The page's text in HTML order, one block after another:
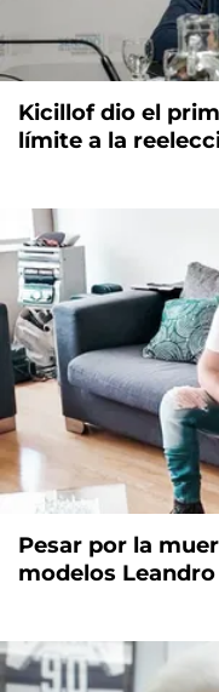
Kicillof dio el
límite a la
Pesar por la
modelos Leandro